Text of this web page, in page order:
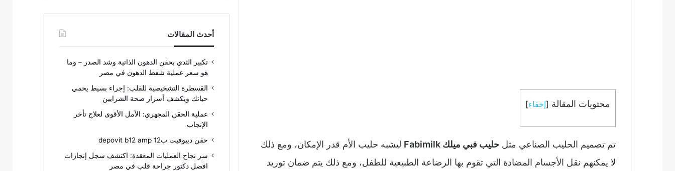
محتويات المقالة [إخفاء]
تم تصميم الحليب الصناعي مثل حليب فبي ميلك Fabimilk
ليشبه حليب الأم قدر الإمكان، ومع ذلك
لا يمكنهم نقل الأجسام المضادة التي تقوم بها الرضاعة الطبيعية للطفل، ومع ذلك يتم ضمان توريد
أحدث المقالات
تكبير الثدي بحقن الدهون الذاتية وشد الصدر – وما
هو سعر عملية شفط الدهون في مصر
القسطرة التشخيصية للقلب: إجراء بسيط يحمي
حياتك ويكشف أسرار صحة الشرايين
عملية الحقن المجهري: الأمل الأقوى لعلاج تأخر
الإنجاب
حقن ديبوفيت ب12 depovit b12 amp
سر نجاح العمليات المعقدة: اكتشف سجل إنجازات
افضل دكتور جراحة قلب في مصر